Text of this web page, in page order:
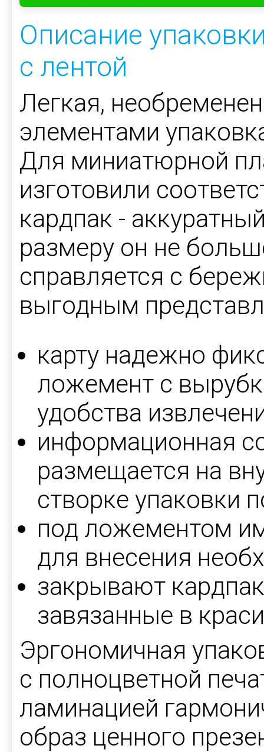
Описание
с лентой
Легкая,
элементами
Для миниатюрной
изготовили
кардпак -
размеру он не
справляется с
выгодным
карту надежно
ложемент с
удобства
информационная
размещается на
створке упаковки
под ложементом
для внесения
закрывают
завязанные в
Эргономичная
с полноцветной
ламинацией
образ ценного